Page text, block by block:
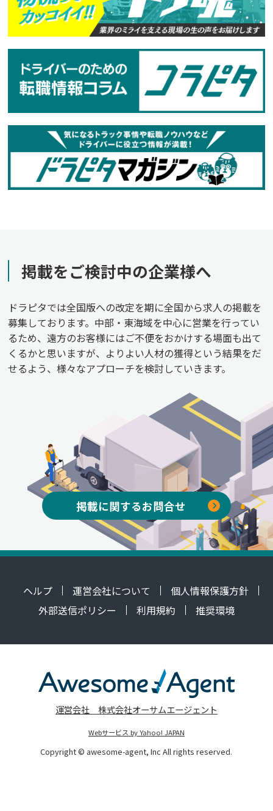
掲載をご検討中の企業様へ
ドラピタでは全国版への改定を期に全国から求人の掲載を
募集しております。中部・東海域を中心に営業を行ってい
るため、遠方のお客様にはご不便をおかけする場面も出て
くるかと思いますが、よりよい人材の獲得という結果をだ
せるよう、様々なアプローチを検討していきます。
掲載に関するお問合せ
ヘルプ 運営会社について
個人情報保護方針
外部送信ポリシー
利用規約 推奨環境
運営会社 株式会社オーサムエージェント
Webサービス by Yahoo! JAPAN
Copyright © awesome-agent, Inc All rights reserved.